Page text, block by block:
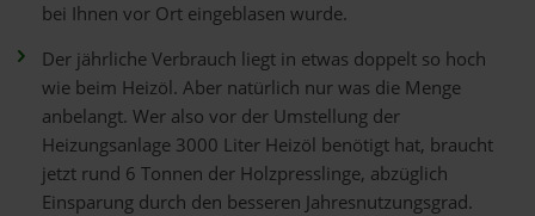
bei Ihnen vor Ort eingeblasen wurde.
Der jährliche Verbrauch liegt in etwas doppelt so hoch
wie beim Heizöl. Aber natürlich nur was die Menge
anbelangt. Wer also vor der Umstellung der
Heizungsanlage 3000 Liter Heizöl benötigt hat, braucht
jetzt rund 6 Tonnen der Holzpresslinge, abzüglich
Einsparung durch den besseren Jahresnutzungsgrad.